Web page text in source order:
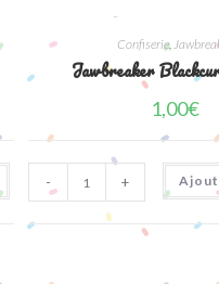
Confiserie,
Jawbreaker
1,00€
quantité
de
Jawbreaker
Blackcurrant
- +